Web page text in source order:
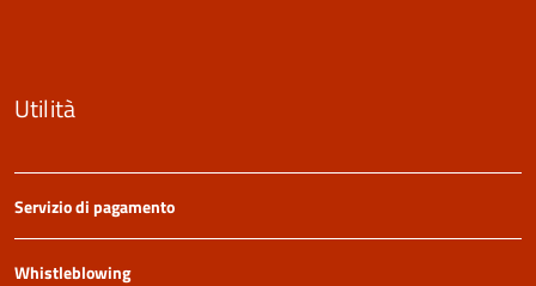
Utilità
Servizio di pagamento
Whistleblowing